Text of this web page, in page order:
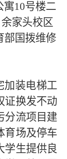
寓10号楼二
家头校区
部国拨维修
加装电梯工
证换发不动
分流项目建
育场及停车
学生提供良